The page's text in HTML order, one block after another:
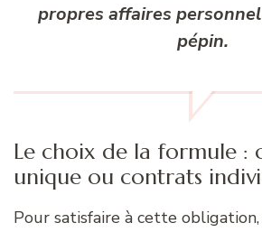
propres affaires
pépin.
Le choix de la formule :
unique ou contrats
Pour satisfaire à cette